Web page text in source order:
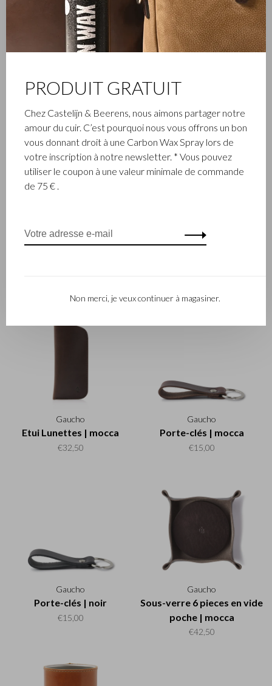
Tapis souris | noir
€27,50
Conférencier cuir A4 | noir
€165,00
Gaucho
Etui Lunettes | mocca
€32,50
Gaucho
Porte-clés | mocca
€15,00
Gaucho
Porte-clés | noir
€15,00
Gaucho
Sous-verre 6 pieces en vide
poche | mocca
€42,50
PRODUIT GRATUIT
Chez Castelijn & Beerens, nous aimons partager notre
amour du cuir. C’est pourquoi nous vous offrons un bon
vous donnant droit à une Carbon Wax Spray lors de
votre inscription à notre newsletter. * Vous pouvez
utiliser le coupon à une valeur minimale de commande
de 75 € .
Non merci, je veux continuer à magasiner.